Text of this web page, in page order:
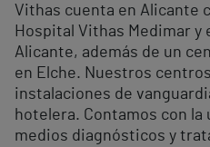
Vithas cuenta en Alicante
Hospital Vithas Medimar y
Alicante, además de un
en Elche. Nuestros
instalaciones de
hotelera. Contamos con
medios diagnósticos y